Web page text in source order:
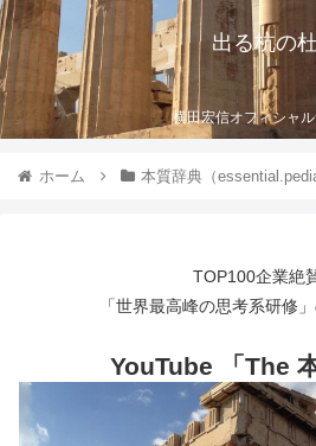
出る杭の杜
横田宏信オフィシャ
ホーム 本質辞典（essential.pedia
TOP100企業絶
「世界最高峰の思考系研修
YouTube 「The